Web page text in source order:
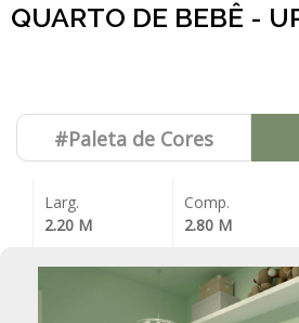
QUARTO DE BEBÊ -
#Paleta de Cores
Larg.
2.20 M
Comp.
2.80 M